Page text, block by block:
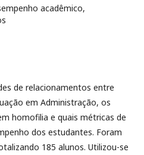
acadêmico,
de relacionamentos entre
em Administração, os
homofilia e quais métricas de
dos estudantes. Foram
185 alunos. Utilizou-se